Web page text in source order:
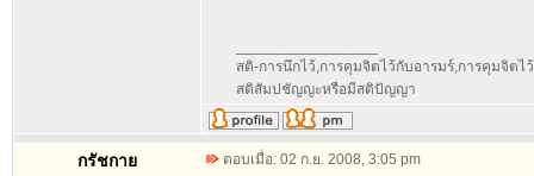
สติ-การนึกไว้,การคุมจิตไว้กับอารมร์,การคุมจิต
สติสัมปชัญญะหรือมีสติปัญญา
กรัชกาย ตอบเมื่อ: 02 ก.ย. 2008, 3:05 pm